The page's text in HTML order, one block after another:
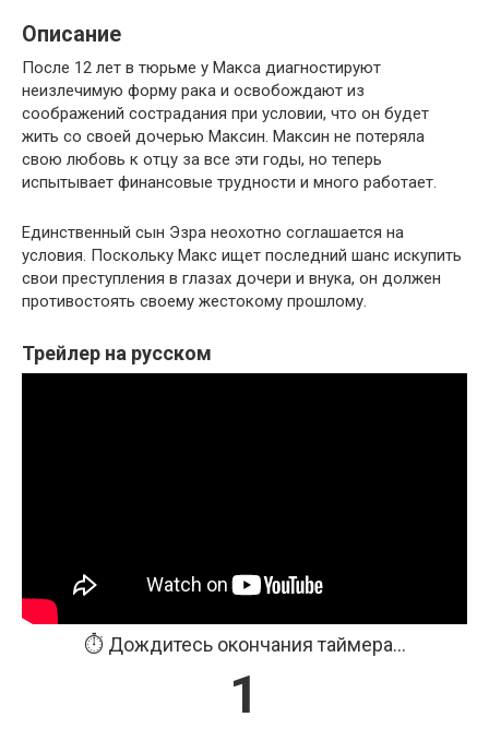
Описание
После 12 лет в тюрьме у Макса диагностируют
неизлечимую форму рака и освобождают из
соображений сострадания при условии, что он будет
жить со своей дочерью Максин. Максин не потеряла
свою любовь к отцу за все эти годы, но теперь
испытывает финансовые трудности и много работает.
Единственный сын Эзра неохотно соглашается на
условия. Поскольку Макс ищет последний шанс искупить
свои преступления в глазах дочери и внука, он должен
противостоять своему жестокому прошлому.
Трейлер на русском
⏱️ Дождитесь окончания таймера...
1